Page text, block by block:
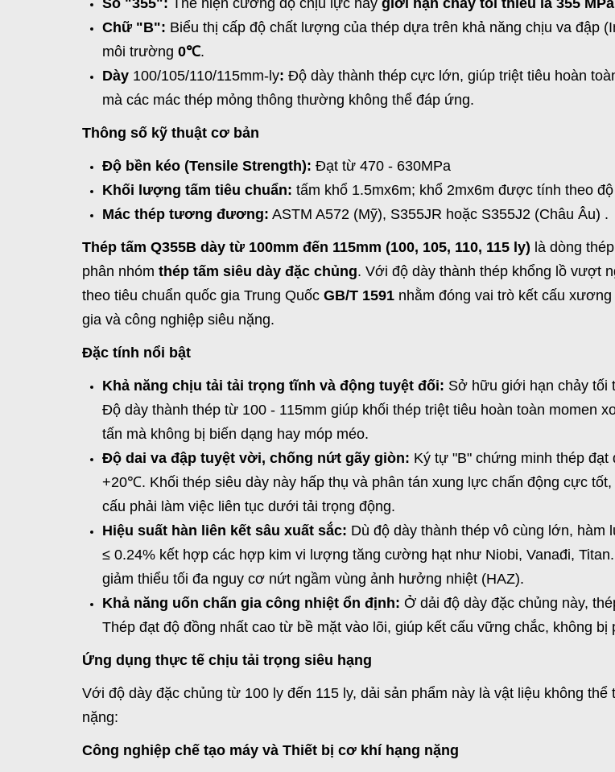
Số "355": Thể hiện cường độ chịu lực hay giới hạn chảy tối thiểu là 355 MPa
Chữ "B": Biểu thị cấp độ chất lượng của thép dựa trên khả năng chịu va đập
môi trường 0℃.
Dày 100/105/110/115mm-ly: Độ dày thành thép cực lớn, giúp triệt tiêu hoàn
mà các mác thép mỏng thông thường không thể đáp ứng.
Thông số kỹ thuật cơ bản
Độ bền kéo (Tensile Strength): Đạt từ 470 - 630MPa
Khối lượng tấm tiêu chuẩn: tấm khổ 1.5mx6m; khổ 2mx6m được tính theo
Mác thép tương đương: ASTM A572 (Mỹ), S355JR hoặc S355J2 (Châu Âu) .
Thép tấm Q355B dày từ 100mm đến 115mm (100, 105, 110, 115 ly) là dòng
phân nhóm thép tấm siêu dày đặc chủng. Với độ dày thành thép khổng lồ vượt
theo tiêu chuẩn quốc gia Trung Quốc GB/T 1591 nhằm đóng vai trò kết cấu
gia và công nghiệp siêu nặng.
Đặc tính nổi bật
Khả năng chịu tải tải trọng tĩnh và động tuyệt đối: Sở hữu giới hạn chảy tối
Độ dày thành thép từ 100 - 115mm giúp khối thép triệt tiêu hoàn toàn momen
tấn mà không bị biến dạng hay móp méo.
Độ dai va đập tuyệt vời, chống nứt gãy giòn: Ký tự "B" chứng minh thép
+20℃. Khối thép siêu dày này hấp thụ và phân tán xung lực chấn động cực
cấu phải làm việc liên tục dưới tải trọng động.
Hiệu suất hàn liên kết sâu xuất sắc: Dù độ dày thành thép vô cùng lớn,
≤ 0.24% kết hợp các hợp kim vi lượng tăng cường hạt như Niobi, Vanađi,
giảm thiểu tối đa nguy cơ nứt ngầm vùng ảnh hưởng nhiệt (HAZ).
Khả năng uốn chấn gia công nhiệt ổn định: Ở dải độ dày đặc chủng này,
Thép đạt độ đồng nhất cao từ bề mặt vào lõi, giúp kết cấu vững chắc, không bị
Ứng dụng thực tế chịu tải trọng siêu hạng
Với độ dày đặc chủng từ 100 ly đến 115 ly, dải sản phẩm này là vật liệu không
nặng:
Công nghiệp chế tạo máy và Thiết bị cơ khí hạng nặng